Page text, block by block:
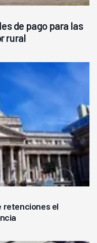
de pago para las
rural
retenciones el